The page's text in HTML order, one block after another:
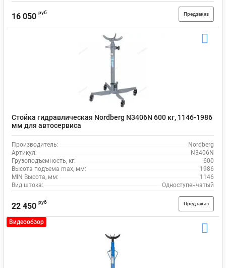
16 050 руб Предзаказ
Стойка гидравлическая Nordberg N3406N 600 кг, 1146-1986
мм для автосервиса
Производитель:
Nordberg
Артикул:
N3406N
Грузоподъемность, кг:
600
Высота подъема max, мм:
1986
MIN Высота, мм:
1146
Вид штока:
Одноступенчатый
22 450 руб Предзаказ
Видеообзор